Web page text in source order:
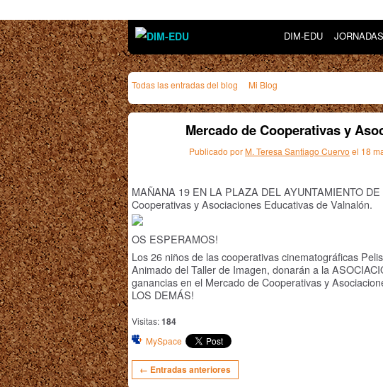
DIM-EDU JORNADAS
Todas las entradas del blog Mi Blog
Mercado de Cooperativas y
Publicado por M. Teresa Santiago Cuervo el 18
MAÑANA 19 EN LA PLAZA DEL AYUNTAMIENTO
Cooperativas y Asociaciones Educativas de Valnalón.
OS ESPERAMOS!
Los 26 niños de las cooperativas cinematográficas
Animado del Taller de Imagen, donarán a la
ganancias en el Mercado de Cooperativas y
LOS DEMÁS!
Visitas:184
MySpace
← Entradas anteriores